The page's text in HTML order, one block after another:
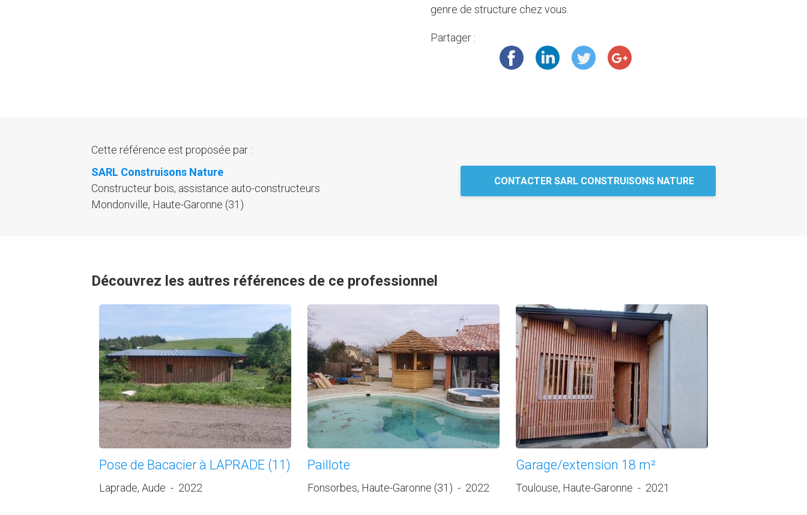
genre de structure chez vous.
Partager :
Cette référence est proposée par :
SARL Construisons Nature
Constructeur bois, assistance auto-constructeurs
Mondonville, Haute-Garonne (31)
CONTACTER SARL CONSTRUISONS NATURE
Découvrez les autres références de ce professionnel
Pose de Bacacier à LAPRADE (11)
Laprade, Aude - 2022
Paillote
Fonsorbes, Haute-Garonne (31) - 2022
Garage/extension 18 m²
Toulouse, Haute-Garonne - 2021